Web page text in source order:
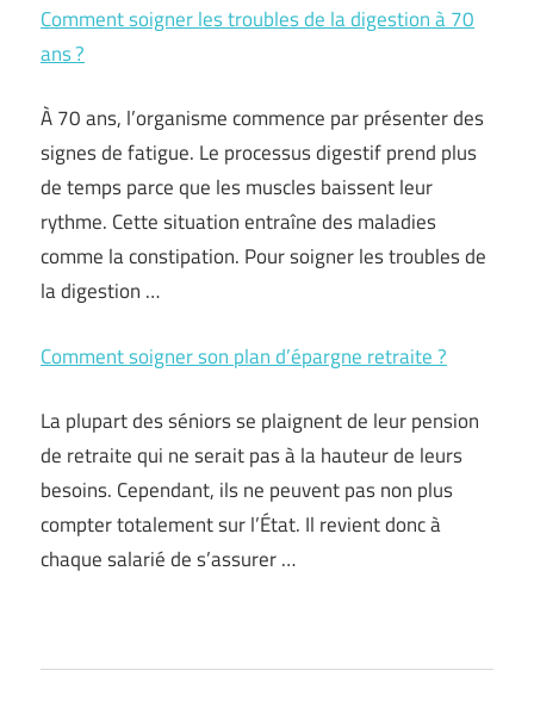
Comment soigner les troubles de la digestion à 70
ans ?
À 70 ans, l’organisme commence par présenter des
signes de fatigue. Le processus digestif prend plus
de temps parce que les muscles baissent leur
rythme. Cette situation entraîne des maladies
comme la constipation. Pour soigner les troubles de
la digestion …
Comment soigner son plan d’épargne retraite ?
La plupart des séniors se plaignent de leur pension
de retraite qui ne serait pas à la hauteur de leurs
besoins. Cependant, ils ne peuvent pas non plus
compter totalement sur l’État. Il revient donc à
chaque salarié de s’assurer …